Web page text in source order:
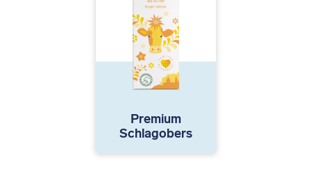
Premium
Schlagobers